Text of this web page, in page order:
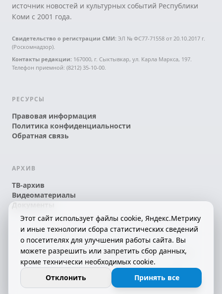
источник новостей и культурных событий Республики
Коми с 2001 года.
Свидетельство о регистрации СМИ: ЭЛ № ФС77-71558 от 20.10.2017 г.
(Роскомнадзор).
Контакты редакции: 167000, г. Сыктывкар, ул. Карла Маркса, 197.
Телефон приемной: (8212) 35-10-00.
РЕСУРСЫ
Правовая информация
Политика конфиденциальности
Обратная связь
АРХИВ
ТВ-архив
Видеоматериалы
Документы
© 2026 АО «КРТК» • КОМИ ЙÖЗЛЫ — КОМИ
ТЕЛЕКАНАЛ!
СДЕЛАНО С ЛЮБОВЬЮ К РЕСПУБЛИКЕ КОМИ
16+
Этот сайт использует файлы cookie, Яндекс.Метрику
и иные технологии сбора статистических сведений
о посетителях для улучшения работы сайта. Вы
можете разрешить или запретить сбор данных,
кроме технически необходимых cookie.
Отклонить
Принять все